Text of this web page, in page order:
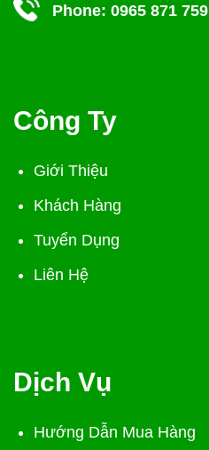
Phone: 0965 871 759
Công Ty
Giới Thiệu
Khách Hàng
Tuyển Dụng
Liên Hệ
Dịch Vụ
Hướng Dẫn Mua Hàng